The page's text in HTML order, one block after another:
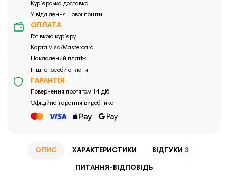
Кур`єрська доставка
У відділення Нової пошти
ОПЛАТА
Готівкою кур`єру
Карта Visa/Mastercard
Накладений платіж
Інші способи оплати
ГАРАНТІЯ
Повернення протягом 14 діб
Офіційна гарантія виробника
ОПИС ХАРАКТЕРИСТИКИ ВІДГУКИ 3
ПИТАННЯ-ВІДПОВІДЬ